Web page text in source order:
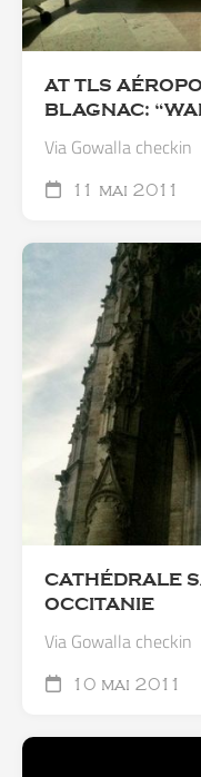
AT TLS
BLAGNAC:
Via Gowalla checkin
11 mai 2011
CATHÉDRALE
OCCITANIE
Via Gowalla checkin
10 mai 2011